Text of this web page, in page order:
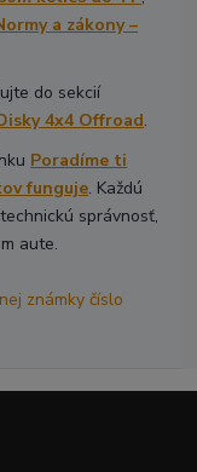
a zákony –
do sekcií
4x4 Offroad.
Poradíme ti
funguje. Každú
správnosť,
aute.
známky číslo